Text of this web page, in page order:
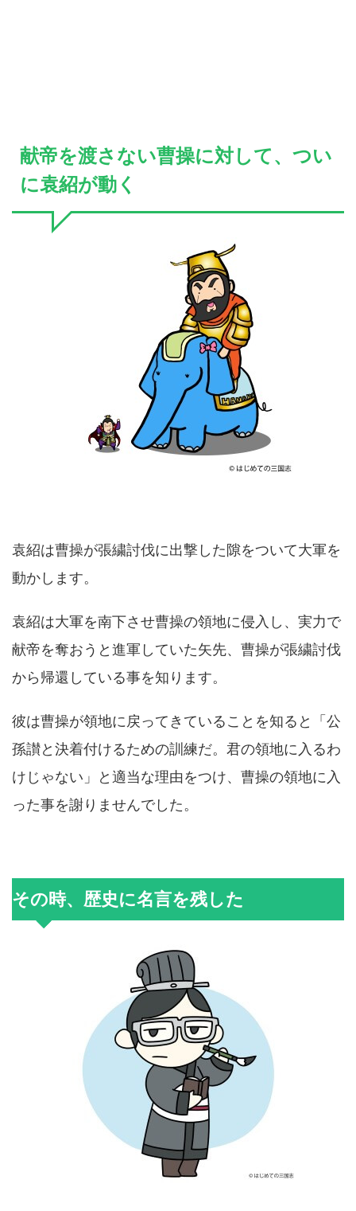
献帝を渡さない曹操に対して、つい
に袁紹が動く
袁紹は曹操が張繍討伐に出撃した隙をついて大軍を
動かします。
袁紹は大軍を南下させ曹操の領地に侵入し、実力で
献帝を奪おうと進軍していた矢先、曹操が張繍討伐
から帰還している事を知ります。
彼は曹操が領地に戻ってきていることを知ると「公
孫讃と決着付けるための訓練だ。君の領地に入るわ
けじゃない」と適当な理由をつけ、曹操の領地に入
った事を謝りませんでした。
その時、歴史に名言を残した